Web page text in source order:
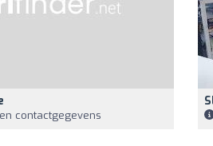
contactgegevens